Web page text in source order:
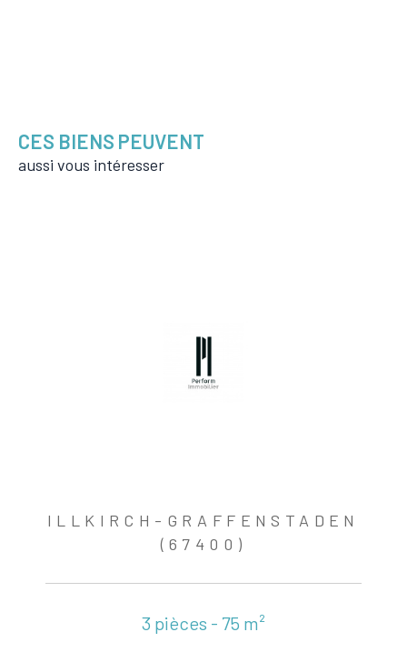
CES BIENS PEUVENT
aussi vous intéresser
ILLKIRCH-GRAFFENSTADEN
(67400)
3 pièces - 75 m²